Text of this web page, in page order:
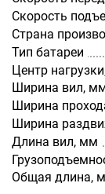
Скорость
Страна
Тип батареи
Центр
Ширина вил,
Ширина
Ширина
Длина вил, мм
Общая длина,